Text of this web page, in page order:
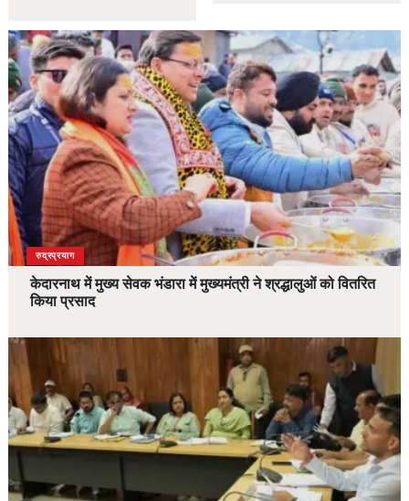
उत्तराखंड
देश
रुद्रप्रयाग
केदारनाथ में मुख्य सेवक भंडारा में मुख्यमंत्री ने श्रद्धालुओं को वितरित
किया प्रसाद